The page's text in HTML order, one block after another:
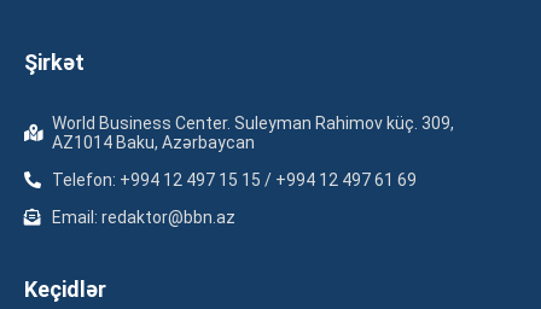
Şirkət
World Business Center. Suleyman Rahimov küç. 309,
AZ1014 Baku, Azərbaycan
Telefon: +994 12 497 15 15 / +994 12 497 61 69
Email: redaktor@bbn.az
Keçidlər